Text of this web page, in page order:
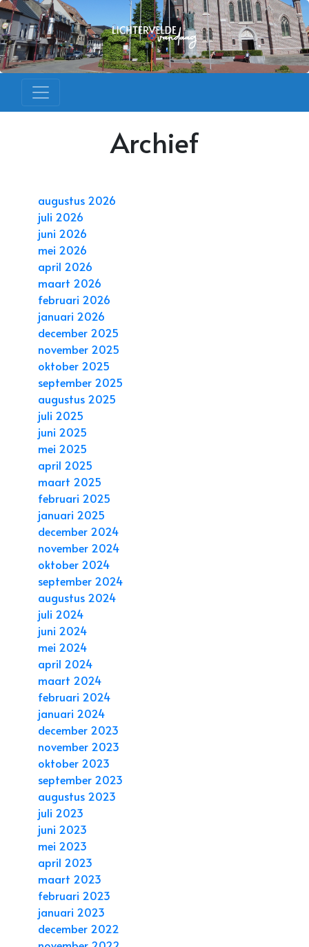
Archief
augustus 2026
juli 2026
juni 2026
mei 2026
april 2026
maart 2026
februari 2026
januari 2026
december 2025
november 2025
oktober 2025
september 2025
augustus 2025
juli 2025
juni 2025
mei 2025
april 2025
maart 2025
februari 2025
januari 2025
december 2024
november 2024
oktober 2024
september 2024
augustus 2024
juli 2024
juni 2024
mei 2024
april 2024
maart 2024
februari 2024
januari 2024
december 2023
november 2023
oktober 2023
september 2023
augustus 2023
juli 2023
juni 2023
mei 2023
april 2023
maart 2023
februari 2023
januari 2023
december 2022